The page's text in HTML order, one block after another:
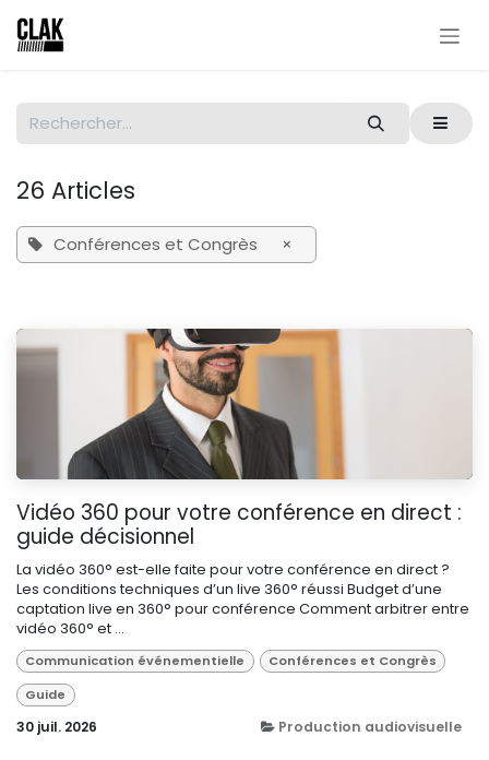
26 Articles
Conférences et Congrès ×
Vidéo 360 pour votre conférence en direct :
guide décisionnel
La vidéo 360° est-elle faite pour votre conférence en direct ?
Les conditions techniques d’un live 360° réussi Budget d’une
captation live en 360° pour conférence Comment arbitrer entre
vidéo 360° et ...
Communication événementielle
Conférences et Congrès
Guide
30 juil. 2026 Production audiovisuelle